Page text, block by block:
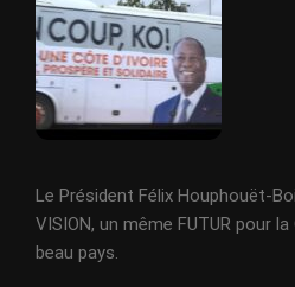
Le Président Félix Houphouët-
VISION, un même FUTUR pour
beau pays.